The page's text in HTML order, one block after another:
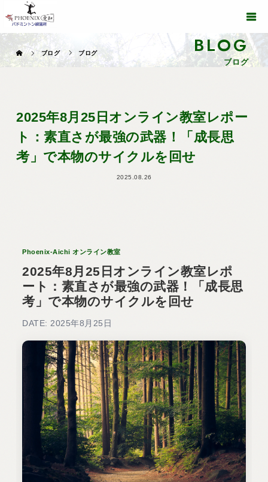
BLOG
ブログ
ブログ ブログ
2025年8月25日オンライン教室レポー
ト：素直さが最強の武器！「成長思
考」で本物のサイクルを回せ
2025.08.26
Phoenix-Aichi オンライン教室
2025年8月25日オンライン教室レポ
ート：素直さが最強の武器！「成長思
考」で本物のサイクルを回せ
DATE: 2025年8月25日